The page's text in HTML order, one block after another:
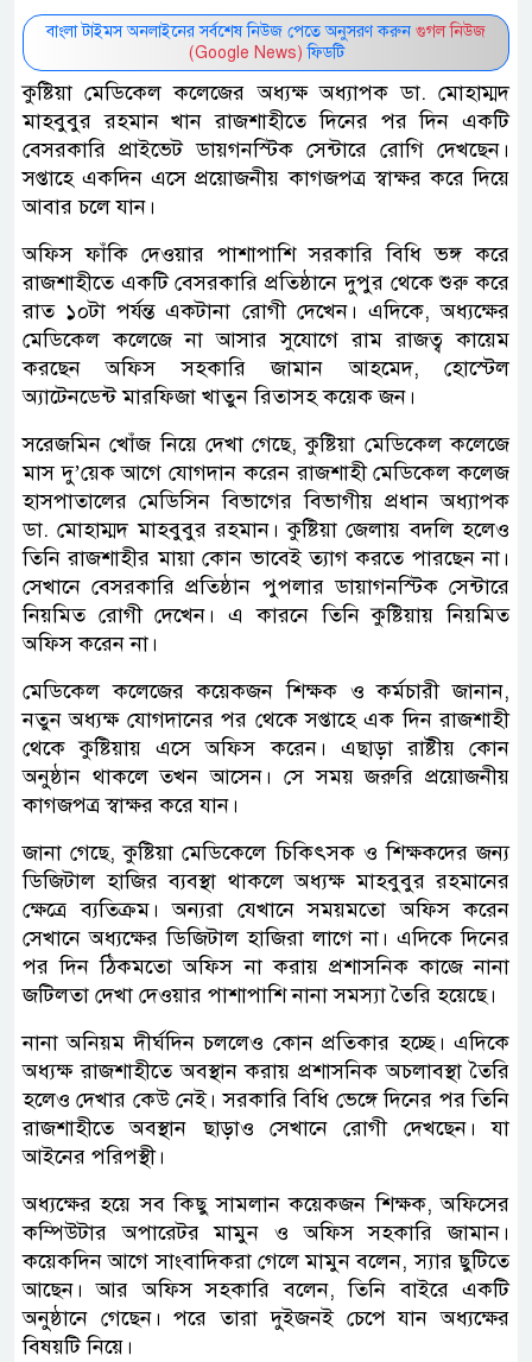
বাংলা টাইমস অনলাইনের সর্বশেষ নিউজ পেতে অনুসরণ করুন গুগল নিউজ
(Google News) ফিডটি
কুষ্টিয়া মেডিকেল কলেজের অধ্যক্ষ অধ্যাপক ডা. মোহাম্মদ
মাহবুবুর রহমান খান রাজশাহীতে দিনের পর দিন একটি
বেসরকারি প্রাইভেট ডায়গনস্টিক সেন্টারে রোগি দেখছেন।
সপ্তাহে একদিন এসে প্রয়োজনীয় কাগজপত্র স্বাক্ষর করে দিয়ে
আবার চলে যান।
অফিস ফাঁকি দেওয়ার পাশাপাশি সরকারি বিধি ভঙ্গ করে
রাজশাহীতে একটি বেসরকারি প্রতিষ্ঠানে দুপুর থেকে শুরু করে
রাত ১০টা পর্যন্ত একটানা রোগী দেখেন। এদিকে, অধ্যক্ষের
মেডিকেল কলেজে না আসার সুযোগে রাম রাজত্ব কায়েম
করছেন অফিস সহকারি জামান আহমেদ, হোস্টেল
অ্যাটেনডেন্ট মারফিজা খাতুন রিতাসহ কয়েক জন।
সরেজমিন খোঁজ নিয়ে দেখা গেছে, কুষ্টিয়া মেডিকেল কলেজে
মাস দু’য়েক আগে যোগদান করেন রাজশাহী মেডিকেল কলেজ
হাসপাতালের মেডিসিন বিভাগের বিভাগীয় প্রধান অধ্যাপক
ডা. মোহাম্মদ মাহবুবুর রহমান। কুষ্টিয়া জেলায় বদলি হলেও
তিনি রাজশাহীর মায়া কোন ভাবেই ত্যাগ করতে পারছেন না।
সেখানে বেসরকারি প্রতিষ্ঠান পুপলার ডায়াগনস্টিক সেন্টারে
নিয়মিত রোগী দেখেন। এ কারনে তিনি কুষ্টিয়ায় নিয়মিত
অফিস করেন না।
মেডিকেল কলেজের কয়েকজন শিক্ষক ও কর্মচারী জানান,
নতুন অধ্যক্ষ যোগদানের পর থেকে সপ্তাহে এক দিন রাজশাহী
থেকে কুষ্টিয়ায় এসে অফিস করেন। এছাড়া রাষ্টীয় কোন
অনুষ্ঠান থাকলে তখন আসেন। সে সময় জরুরি প্রয়োজনীয়
কাগজপত্র স্বাক্ষর করে যান।
জানা গেছে, কুষ্টিয়া মেডিকেলে চিকিৎসক ও শিক্ষকদের জন্য
ডিজিটাল হাজির ব্যবস্থা থাকলে অধ্যক্ষ মাহবুবুর রহমানের
ক্ষেত্রে ব্যতিক্রম। অন্যরা যেখানে সময়মতো অফিস করেন
সেখানে অধ্যক্ষের ডিজিটাল হাজিরা লাগে না। এদিকে দিনের
পর দিন ঠিকমতো অফিস না করায় প্রশাসনিক কাজে নানা
জটিলতা দেখা দেওয়ার পাশাপাশি নানা সমস্যা তৈরি হয়েছে।
নানা অনিয়ম দীর্ঘদিন চললেও কোন প্রতিকার হচ্ছে। এদিকে
অধ্যক্ষ রাজশাহীতে অবস্থান করায় প্রশাসনিক অচলাবস্থা তৈরি
হলেও দেখার কেউ নেই। সরকারি বিধি ভেঙ্গে দিনের পর তিনি
রাজশাহীতে অবস্থান ছাড়াও সেখানে রোগী দেখছেন। যা
আইনের পরিপস্থী।
অধ্যক্ষের হয়ে সব কিছু সামলান কয়েকজন শিক্ষক, অফিসের
কম্পিউটার অপারেটর মামুন ও অফিস সহকারি জামান।
কয়েকদিন আগে সাংবাদিকরা গেলে মামুন বলেন, স্যার ছুটিতে
আছেন। আর অফিস সহকারি বলেন, তিনি বাইরে একটি
অনুষ্ঠানে গেছেন। পরে তারা দুইজনই চেপে যান অধ্যক্ষের
বিষয়টি নিয়ে।